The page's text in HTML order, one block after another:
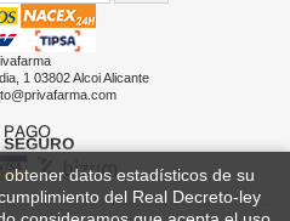
1 03802 Alcoi Alicante
datos estadísticos de su
del Real Decreto-ley